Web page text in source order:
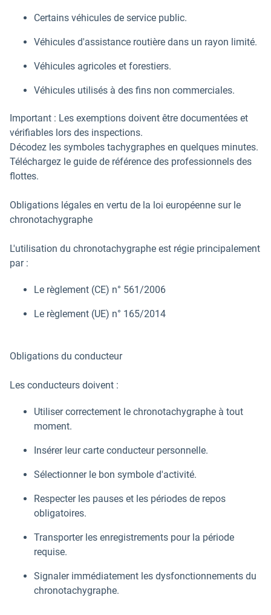
Certains véhicules de service public.
Véhicules d'assistance routière dans un rayon limité.
Véhicules agricoles et forestiers.
Véhicules utilisés à des fins non commerciales.
Important : Les exemptions doivent être documentées et
vérifiables lors des inspections.
Décodez les symboles tachygraphes en quelques minutes.
Téléchargez le guide de référence des professionnels des
flottes.
Obligations légales en vertu de la loi européenne sur le
chronotachygraphe
L'utilisation du chronotachygraphe est régie principalement
par :
Le règlement (CE) n° 561/2006
Le règlement (UE) n° 165/2014
Obligations du conducteur
Les conducteurs doivent :
Utiliser correctement le chronotachygraphe à tout
moment.
Insérer leur carte conducteur personnelle.
Sélectionner le bon symbole d'activité.
Respecter les pauses et les périodes de repos
obligatoires.
Transporter les enregistrements pour la période
requise.
Signaler immédiatement les dysfonctionnements du
chronotachygraphe.